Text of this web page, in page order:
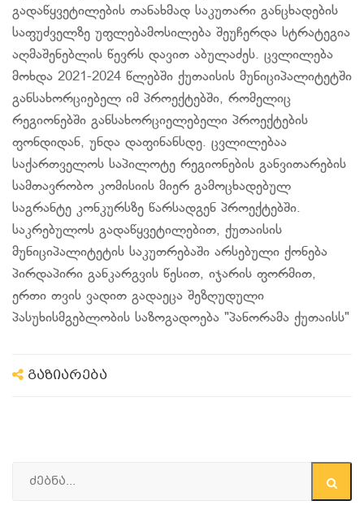
გადაწყვეტილების თანახმად საკუთარი განცხადების
საფუძველზე უფლებამოსილება შეუჩერდა სტრატეგია
აღმაშენებლის წევრს დავით აბულაძეს. ცვლილება
მოხდა 2021-2024 წლებში ქუთაისის მუნიციპალიტეტში
განსახორციებელ იმ პროექტებში, რომელიც
რეგიონებში განსახორციელებელი პროექტების
ფონდიდან, უნდა დაფინანსდე. ცვლილებაა
საქართველოს საპილოტე რეგიონების განვითარების
სამთავრობო კომისიის მიერ გამოცხადებულ
საგრანტე კონკურსზე წარსადგენ პროექტებში.
საკრებულოს გადაწყვეტილებით, ქუთაისის
მუნიციპალიტეტის საკუთრებაში არსებული ქონება
პირდაპირი განკარგვის წესით, იჯარის ფორმით,
ერთი თვის ვადით გადაეცა შეზღუდული
პასუხისმგებლობის საზოგადოება "პანორამა ქუთაისს"
გაზიარება